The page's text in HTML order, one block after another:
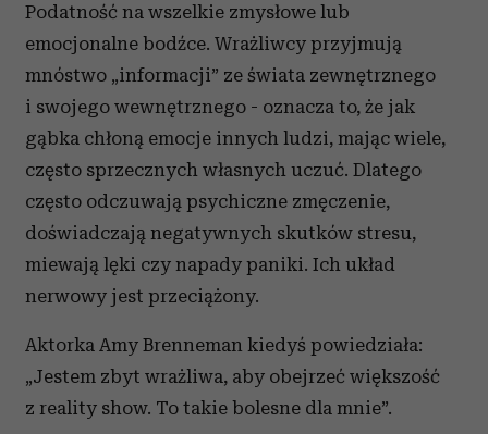
Podatność na wszelkie zmysłowe lub
emocjonalne bodźce. Wrażliwcy przyjmują
mnóstwo „informacji” ze świata zewnętrznego
i swojego wewnętrznego - oznacza to, że jak
gąbka chłoną emocje innych ludzi, mając wiele,
często sprzecznych własnych uczuć. Dlatego
często odczuwają psychiczne zmęczenie,
doświadczają negatywnych skutków stresu,
miewają lęki czy napady paniki. Ich układ
nerwowy jest przeciążony.
Aktorka Amy Brenneman kiedyś powiedziała:
„Jestem zbyt wrażliwa, aby obejrzeć większość
z reality show. To takie bolesne dla mnie”.